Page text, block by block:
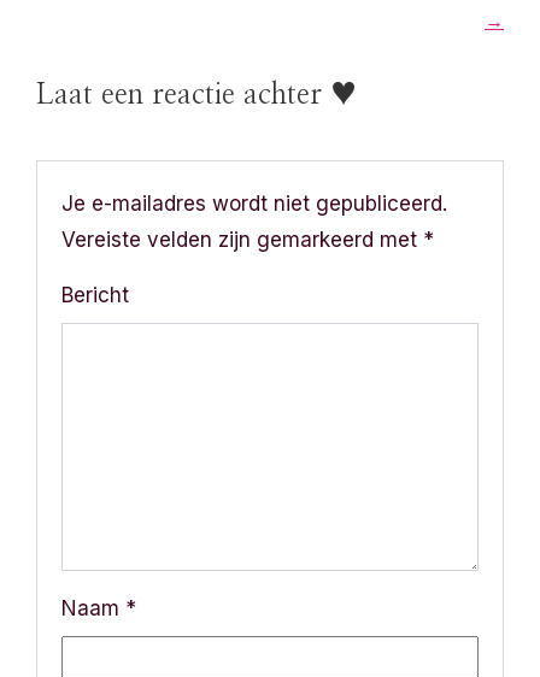
h
t
→
Laat een reactie achter ♥
Je e-mailadres wordt niet gepubliceerd.
Vereiste velden zijn gemarkeerd met *
Bericht
Naam *